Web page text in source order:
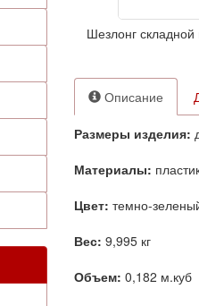
Шезлонг
Описание
Размеры изделия:
Материалы:
Цвет: темно-
Вес: 9,995 кг
Объем: 0,182 м.куб